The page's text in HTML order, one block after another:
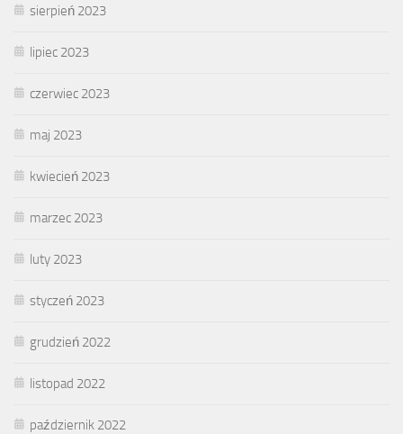
sierpień 2023
lipiec 2023
czerwiec 2023
maj 2023
kwiecień 2023
marzec 2023
luty 2023
styczeń 2023
grudzień 2022
listopad 2022
październik 2022